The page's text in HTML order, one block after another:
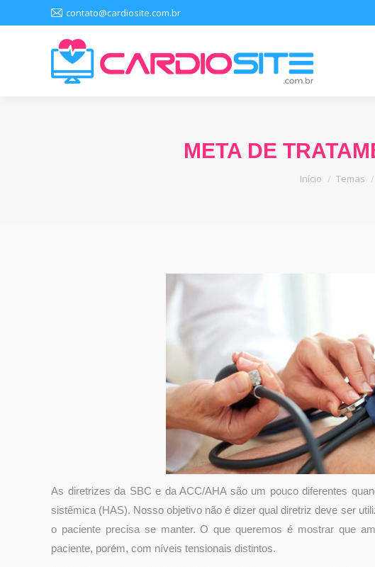
contato@cardiosite.com.br
META DE
Você está aqui:
Início Temas
As diretrizes da SBC e da ACC/AHA são um pouco diferentes
sistêmica (HAS). Nosso objetivo não é dizer qual diretriz deve ser
o paciente precisa se manter. O que queremos é mostrar que
paciente, porém, com níveis tensionais distintos.